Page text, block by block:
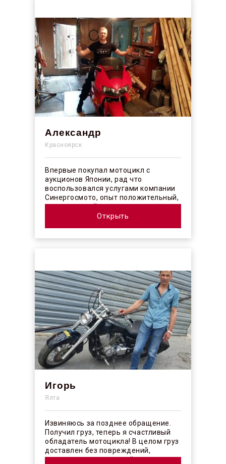
Александр
Красноярск
Впервые покупал мотоцикл с
аукционов Японии, рад что
воспользовался услугами компании
Синергосмото, опыт положительный,
коллектив действительно
профессионалы своего ...
Открыть
Игорь
Ялта
Извиняюсь за позднее обращение.
Получил груз, теперь я счастливый
обладатель мотоцикла! В целом груз
доставлен без повреждений,
огорчило отсутствие плёночного